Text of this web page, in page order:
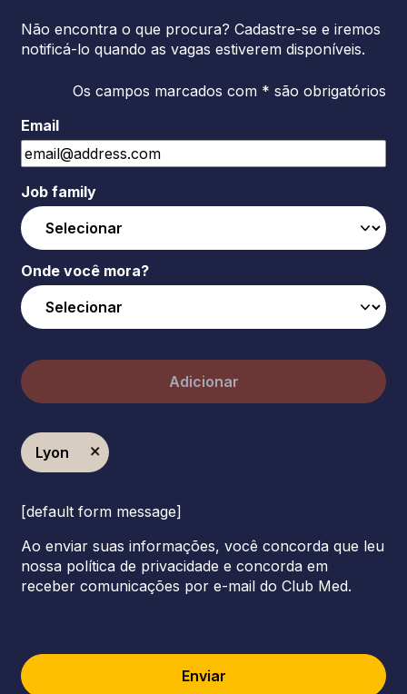
Não encontra o que procura? Cadastre-se e iremos
notificá-lo quando as vagas estiverem disponíveis.
Os campos marcados com * são obrigatórios
Email
Job family
Onde você mora?
Adicionar
Lyon
[default form message]
Ao enviar suas informações, você concorda que leu
nossa política de privacidade e concorda em
receber comunicações por e-mail do Club Med.
Enviar